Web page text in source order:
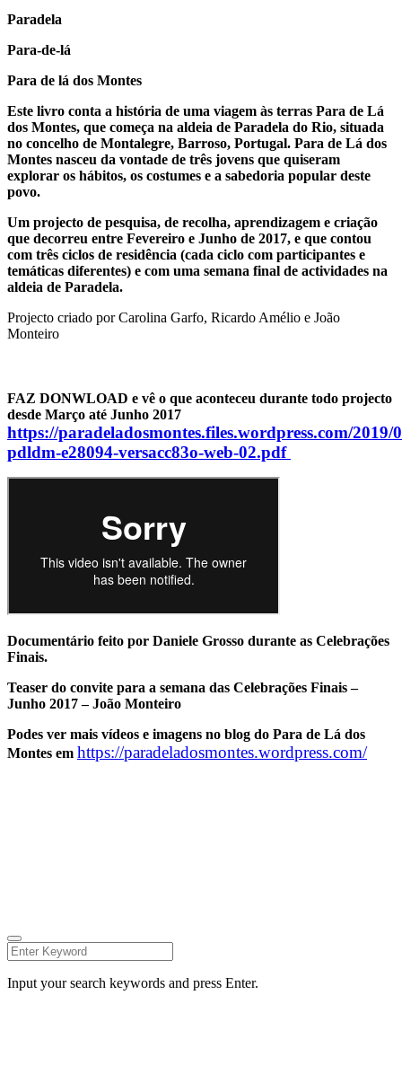
Paradela
Para-de-lá
Para de lá dos Montes
Este livro conta a história de uma viagem às terras Para de Lá
dos Montes, que começa na aldeia de Paradela do Rio, situada
no concelho de Montalegre, Barroso, Portugal. Para de Lá dos
Montes nasceu da vontade de três jovens que quiseram
explorar os hábitos, os costumes e a sabedoria popular deste
povo.
Um projecto de pesquisa, de recolha, aprendizagem e criação
que decorreu entre Fevereiro e Junho de 2017, e que contou
com três ciclos de residência (cada ciclo com participantes e
temáticas diferentes) e com uma semana final de actividades na
aldeia de Paradela.
Projecto criado por Carolina Garfo, Ricardo Amélio e João
Monteiro
FAZ DONWLOAD e vê o que aconteceu durante todo projecto
desde Março até Junho 2017
https://paradeladosmontes.files.wordpress.com/2019/
pdldm-e28094-versacc83o-web-02.pdf
Documentário feito por Daniele Grosso durante as Celebrações
Finais.
Teaser do convite para a semana das Celebrações Finais –
Junho 2017 – João Monteiro
Podes ver mais vídeos e imagens no blog do Para de Lá dos
Montes em https://paradeladosmontes.wordpress.com/
Input your search keywords and press Enter.